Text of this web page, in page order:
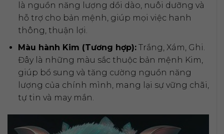
là nguồn năng lượng dồi dào, nuôi dưỡng và
hỗ trợ cho bản mệnh, giúp mọi việc hanh
thông, thuận lợi.
Màu hành Kim (Tương hợp):Trắng, Xám, Ghi.
Đây là những màu sắc thuộc bản mệnh Kim,
giúp bổ sung và tăng cường nguồn năng
lượng của chính mình, mang lại sự vững chãi,
tự tin và may mắn.